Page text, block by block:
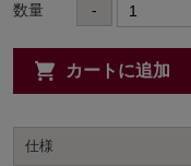
数量 -
カートに追加
仕様